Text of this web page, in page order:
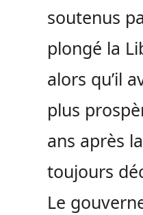
soutenus
plongé la
alors qu’il
plus
ans après
toujours
Le